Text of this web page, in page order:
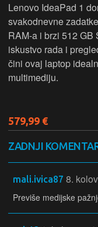
Lenovo IdeaPad 1
svakodnevne
RAM-a i brzi 512 GB
iskustvo rada i
čini ovaj laptop
multimediju.
579,99 €
ZADNJI
mali.ivica87 8.
Previše medijske